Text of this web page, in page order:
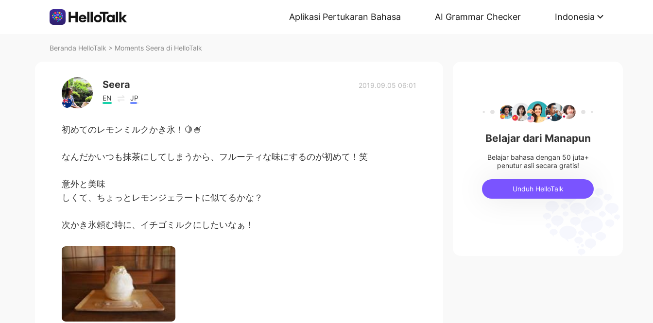
Aplikasi Pertukaran Bahasa AI Grammar Checker Indonesia
Beranda HelloTalk > Moments Seera di HelloTalk
Seera
EN JP
2019.09.05 06:01
初めてのレモンミルクかき氷！🍋🍧
なんだかいつも抹茶にしてしまうから、フルーティな味にするのが初めて！笑
意外と美味
しくて、ちょっとレモンジェラートに似てるかな？
次かき氷頼む時に、イチゴミルクにしたいなぁ！
Belajar dari Manapun
Belajar bahasa dengan 50 juta+
penutur asli secara gratis!
Unduh HelloTalk